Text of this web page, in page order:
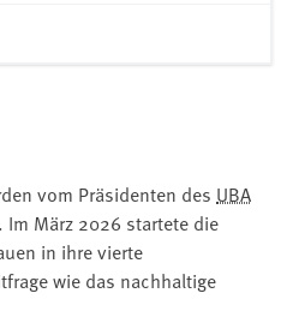
vom Präsidenten des UBA
Im März 2026 startete die
in ihre vierte
wie das nachhaltige